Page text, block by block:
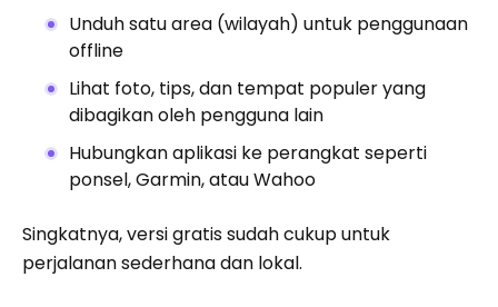
Unduh satu area (wilayah) untuk penggunaan
offline
Lihat foto, tips, dan tempat populer yang
dibagikan oleh pengguna lain
Hubungkan aplikasi ke perangkat seperti
ponsel, Garmin, atau Wahoo
Singkatnya, versi gratis sudah cukup untuk
perjalanan sederhana dan lokal.